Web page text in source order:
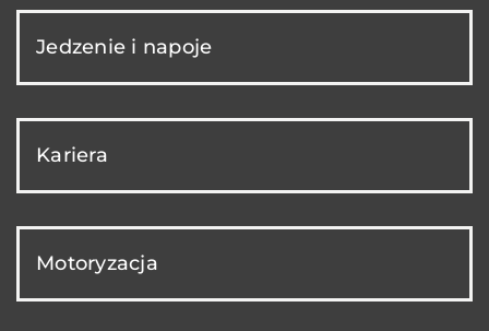
Jedzenie i napoje
Kariera
Motoryzacja